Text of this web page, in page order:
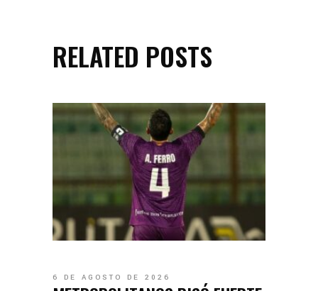
RELATED POSTS
6 DE AGOSTO DE 2026